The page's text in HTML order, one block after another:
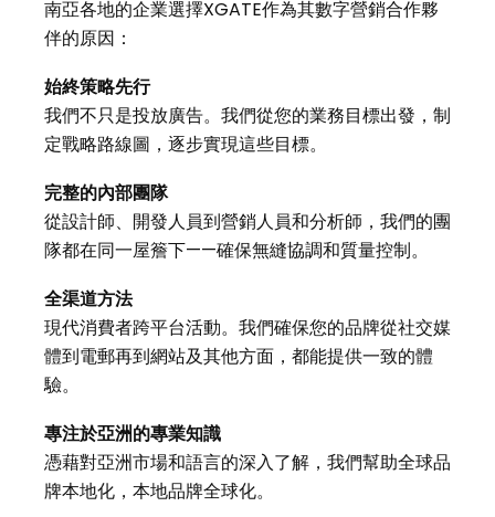
南亞各地的企業選擇XGATE作為其數字營銷合作夥
伴的原因：
始終策略先行
我們不只是投放廣告。我們從您的業務目標出發，制
定戰略路線圖，逐步實現這些目標。
完整的內部團隊
從設計師、開發人員到營銷人員和分析師，我們的團
隊都在同一屋簷下——確保無縫協調和質量控制。
全渠道方法
現代消費者跨平台活動。我們確保您的品牌從社交媒
體到電郵再到網站及其他方面，都能提供一致的體
驗。
專注於亞洲的專業知識
憑藉對亞洲市場和語言的深入了解，我們幫助全球品
牌本地化，本地品牌全球化。